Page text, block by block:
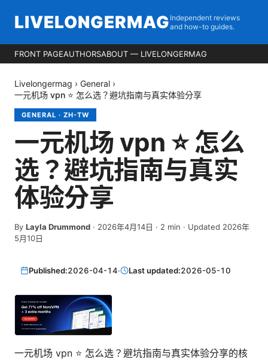
LIVELONGERMAG Independent reviews
and how-to guides.
FRONT PAGEAUTHORSABOUT — LIVELONGERMAG
Livelongermag › General ›
一元机场 vpn ⭐ 怎么选？避坑指南与真实体验分享
GENERAL · ZH-TW
一元机场 vpn ⭐ 怎么
选？避坑指南与真实
体验分享
By Layla Drummond · 2026年4月14日 · 2 min · Updated 2026年
5月10日
Published:2026-04-14· Last updated:2026-05-10
一元机场 vpn ⭐ 怎么选？避坑指南与真实体验分享的核